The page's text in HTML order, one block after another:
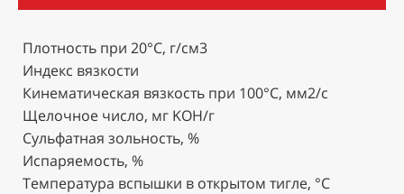
Плотность при 20°С, г/см3
Индекс вязкости
Кинематическая вязкость при 100°С, мм2/с
Щелочное число, мг KOH/г
Сульфатная зольность, %
Испаряемость, %
Температура вспышки в открытом тигле, °С